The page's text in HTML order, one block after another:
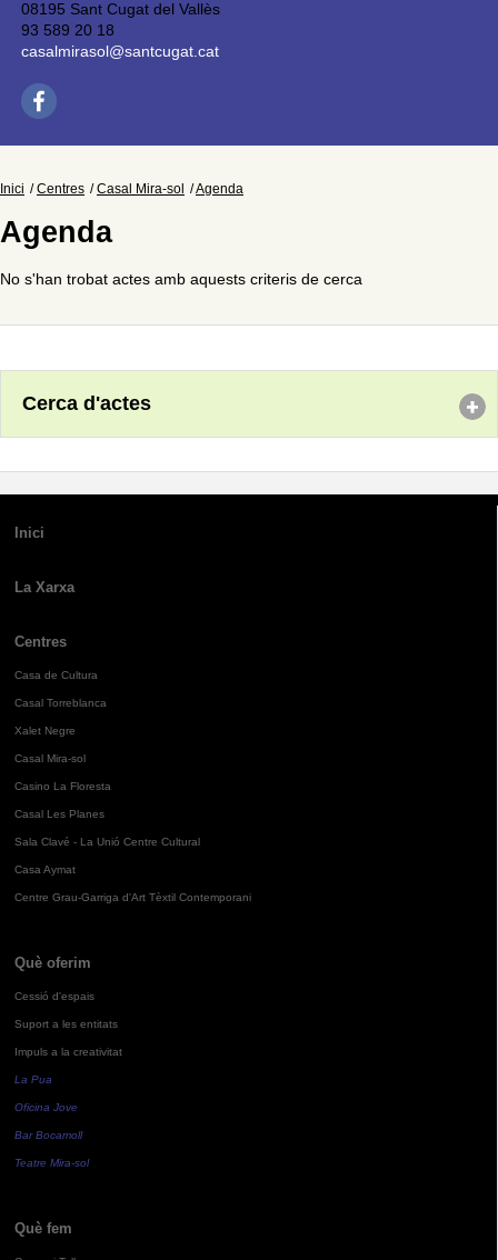
08195 Sant Cugat del Vallès
93 589 20 18
casalmirasol@santcugat.cat
Inici Centres Casal Mira-sol Agenda
Agenda
No s'han trobat actes amb aquests criteris de cerca
Cerca d'actes
Inici
La Xarxa
Centres
Casa de Cultura
Casal Torreblanca
Xalet Negre
Casal Mira-sol
Casino La Floresta
Casal Les Planes
Sala Clavé - La Unió Centre Cultural
Casa Aymat
Centre Grau-Garriga d'Art Tèxtil Contemporani
Què oferim
Cessió d'espais
Suport a les entitats
Impuls a la creativitat
La Pua
Oficina Jove
Bar Bocamoll
Teatre Mira-sol
Què fem